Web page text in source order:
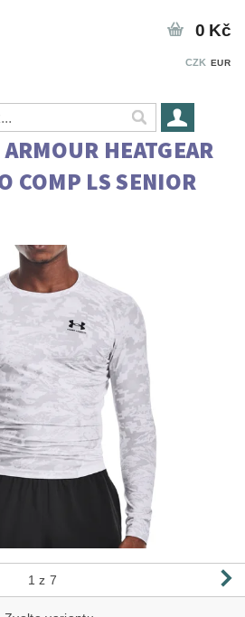
CZK EUR
0 Kč
HEATGEAR
COMP LS SENIOR
1 z 7